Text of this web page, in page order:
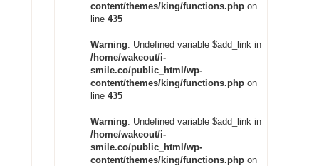
content/themes/king/functions.phpon
line 435
Warning: Undefined variable $add_link in
/home/wakeout/i-
smile.co/public_html/wp-
content/themes/king/functions.phpon
line 435
Warning: Undefined variable $add_link in
/home/wakeout/i-
smile.co/public_html/wp-
content/themes/king/functions.phpon